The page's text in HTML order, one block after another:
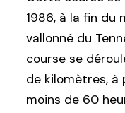
1986, à la fin du
vallonné du
course se
de kilomètres, à
moins de 60